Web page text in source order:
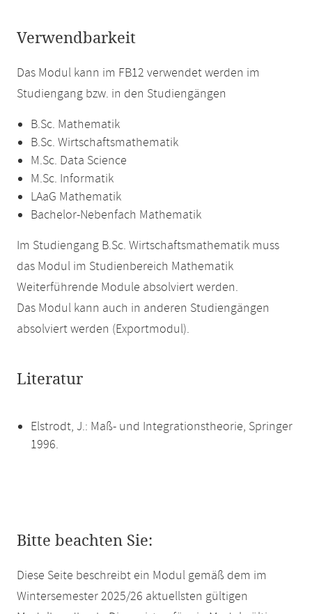
Verwendbarkeit
Das Modul kann im FB12 verwendet werden im
Studiengang bzw. in den Studiengängen
B.Sc. Mathematik
B.Sc. Wirtschaftsmathematik
M.Sc. Data Science
M.Sc. Informatik
LAaG Mathematik
Bachelor-Nebenfach Mathematik
Im Studiengang B.Sc. Wirtschaftsmathematik muss
das Modul im Studienbereich Mathematik
Weiterführende Module absolviert werden.
Das Modul kann auch in anderen Studiengängen
absolviert werden (Exportmodul).
Literatur
Elstrodt, J.: Maß- und Integrationstheorie, Springer
1996.
Bitte beachten Sie:
Diese Seite beschreibt ein Modul gemäß dem im
Wintersemester 2025/26 aktuellsten gültigen